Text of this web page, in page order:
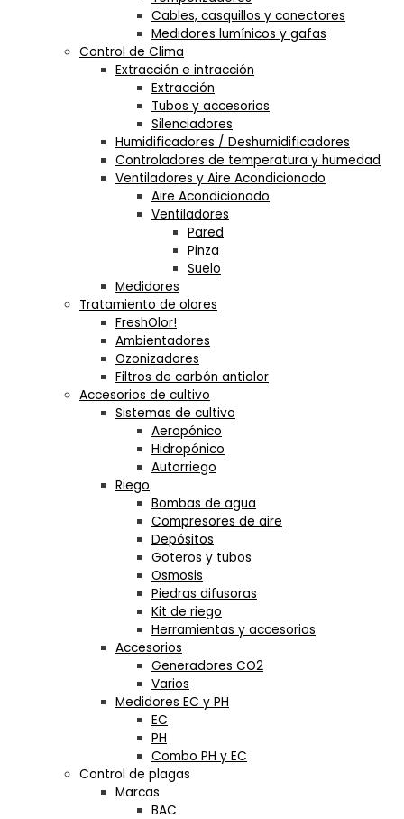
Cables, casquillos y conectores
Medidores lumínicos y gafas
Control de Clima
Extracción e intracción
Extracción
Tubos y accesorios
Silenciadores
Humidificadores / Deshumidificadores
Controladores de temperatura y humedad
Ventiladores y Aire Acondicionado
Aire Acondicionado
Ventiladores
Pared
Pinza
Suelo
Medidores
Tratamiento de olores
FreshOlor!
Ambientadores
Ozonizadores
Filtros de carbón antiolor
Accesorios de cultivo
Sistemas de cultivo
Aeropónico
Hidropónico
Autorriego
Riego
Bombas de agua
Compresores de aire
Depósitos
Goteros y tubos
Osmosis
Piedras difusoras
Kit de riego
Herramientas y accesorios
Accesorios
Generadores CO2
Varios
Medidores EC y PH
EC
PH
Combo PH y EC
Control de plagas
Marcas
BAC